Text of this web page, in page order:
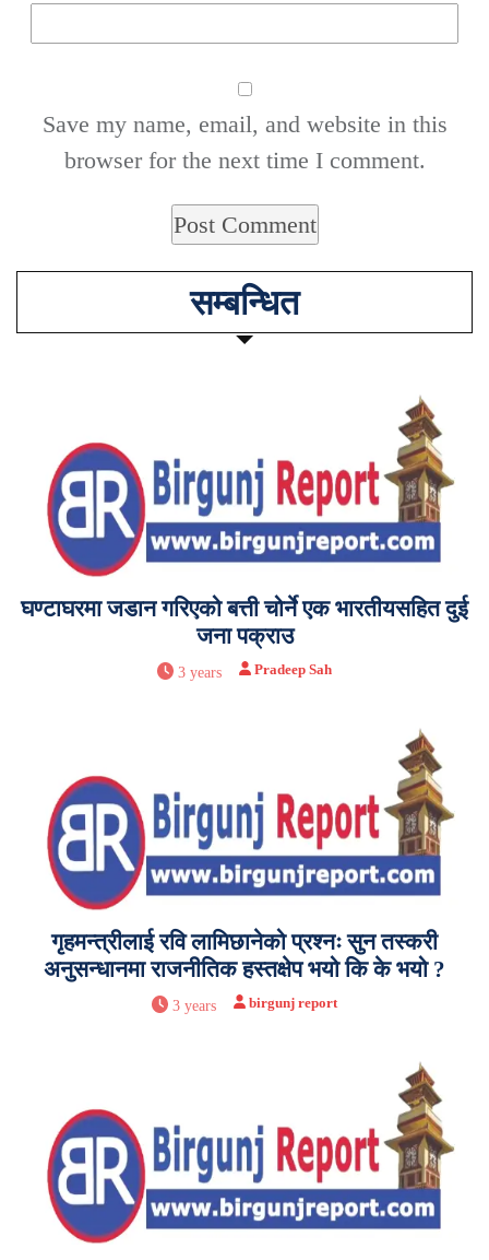
Save my name, email, and website in this
browser for the next time I comment.
सम्बन्धित
घण्टाघरमा जडान गरिएको बत्ती चोर्ने एक भारतीयसहित दुई
जना पक्राउ
3 years Pradeep Sah
गृहमन्त्रीलाई रवि लामिछानेको प्रश्नः सुन तस्करी
अनुसन्धानमा राजनीतिक हस्तक्षेप भयो कि के भयो ?
3 years birgunj report